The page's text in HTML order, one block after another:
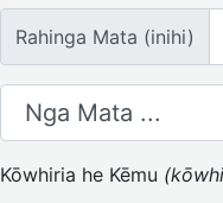
Rahinga Mata (inihi)
Tuhinga o mua
Kōwhiria he Kēmu